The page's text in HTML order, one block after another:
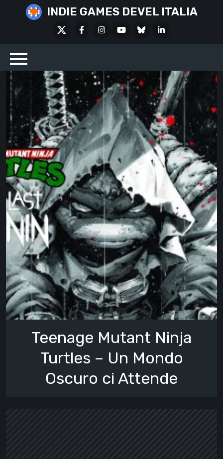
INDIE GAMES DEVEL ITALIA
FacebookInstagramYoutubeBlueskyLinkedIn
Teenage Mutant Ninja
Turtles – Un Mondo
Oscuro ci Attende